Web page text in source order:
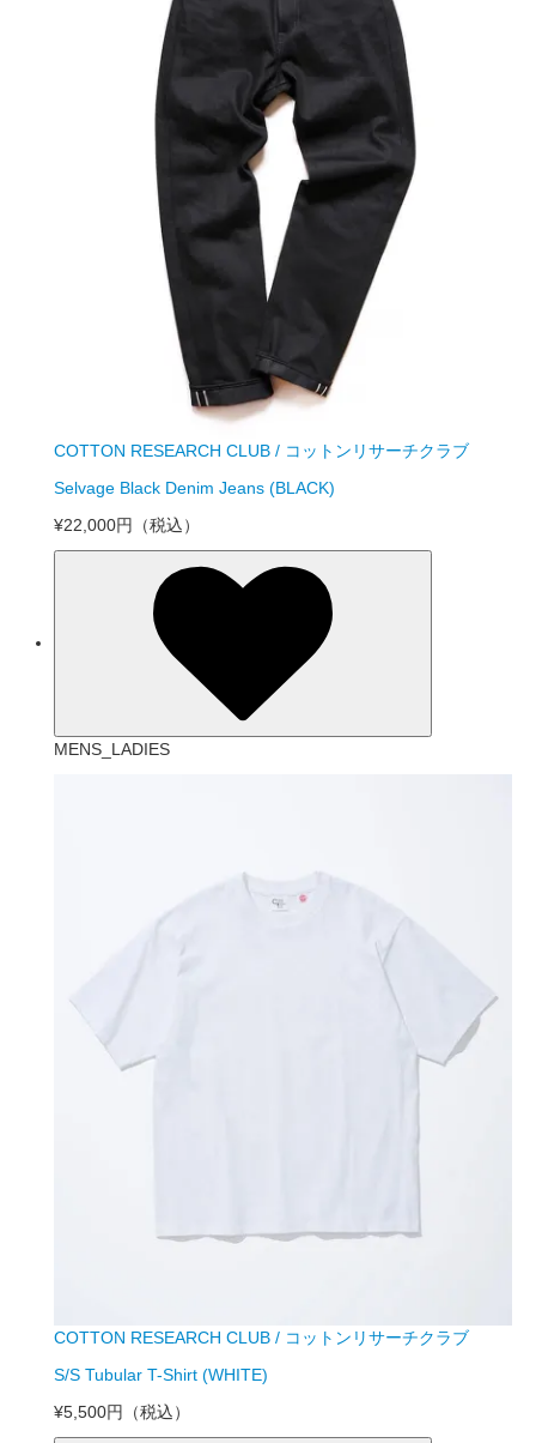
COTTON RESEARCH CLUB / コットンリサーチクラブ
Selvage Black Denim Jeans (BLACK)
¥22,000円
（税込）
MENS_LADIES
COTTON RESEARCH CLUB / コットンリサーチクラブ
S/S Tubular T-Shirt (WHITE)
¥5,500円
（税込）